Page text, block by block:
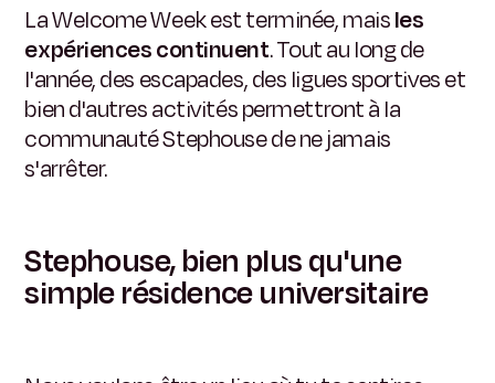
La Welcome Week est terminée, maisles
expériences continuent. Tout au long de
l'année, des escapades, des ligues sportives et
bien d'autres activités permettront à la
communauté Stephouse de ne jamais
s'arrêter.
Stephouse, bien plus qu'une
simple résidence universitaire